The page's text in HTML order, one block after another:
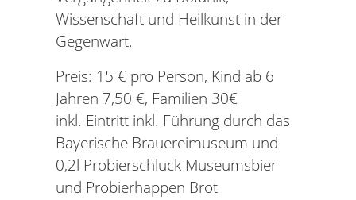
Wissenschaft und Heilkunst in der
Gegenwart.
Preis: 15 € pro Person, Kind ab 6
Jahren 7,50 €, Familien 30€
inkl. Eintritt inkl. Führung durch das
Bayerische Brauereimuseum und
0,2l Probierschluck Museumsbier
und Probierhappen Brot